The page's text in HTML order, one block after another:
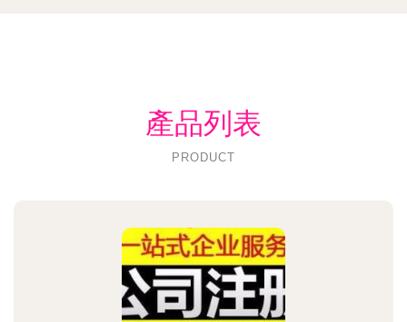
產品列表
PRODUCT